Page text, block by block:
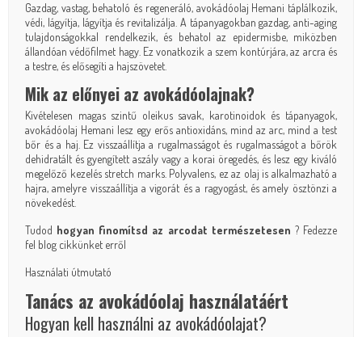
Gazdag, vastag, behatoló és regeneráló, avokádóolaj Hemani táplálkozik,
védi, lágyítja, lágyítja és revitalizálja. A tápanyagokban gazdag, anti-aging
tulajdonságokkal rendelkezik, és behatol az epidermisbe, miközben
állandóan védőfilmet hagy. Ez vonatkozik a szem kontúrjára, az arcra és
a testre, és elősegíti a hajszövetet.
Mik az előnyei az avokádóolajnak?
Kivételesen magas szintű oleikus savak, karotinoidok és tápanyagok,
avokádóolaj Hemani lesz egy erős antioxidáns, mind az arc, mind a test
bőr és a haj. Ez visszaállítja a rugalmasságot és rugalmasságot a bőrök
dehidratált és gyengített aszály vagy a korai öregedés, és lesz egy kiváló
megelőző kezelés stretch marks. Polyvalens, ez az olaj is alkalmazható a
hajra, amelyre visszaállítja a vigorát és a ragyogást, és amely ösztönzi a
növekedést.
Tudod hogyan finomítsd az arcodat természetesen ? Fedezze
fel blog cikkünket erről
Használati útmutató
Tanács az avokádóolaj használatáért
Hogyan kell használni az avokádóolajat?